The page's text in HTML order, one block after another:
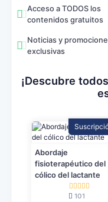
Acceso a TODOS los
contenidos gratuitos
Noticias y
exclusivas
¡Descubre
Abordaje
fisioterapéutico del
cólico del lactante
101